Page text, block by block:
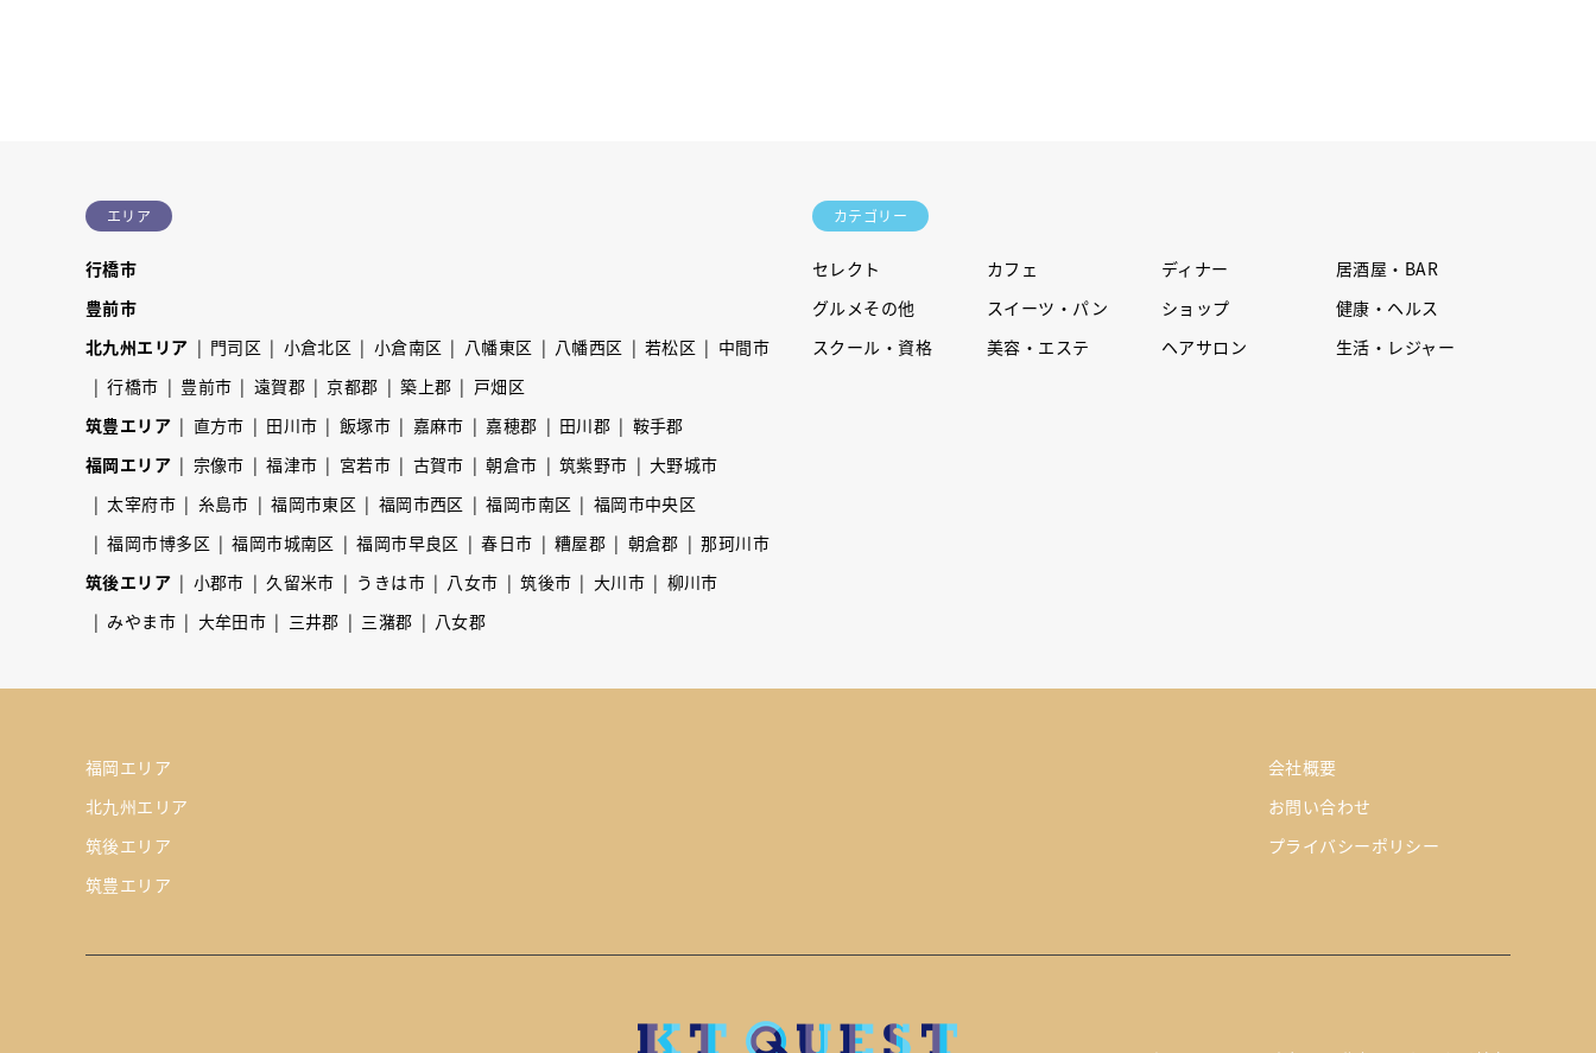
エリア
行橋市
豊前市
北九州エリア
門司区 小倉北区 小倉南区 八幡東区 八幡西区 若松区
中間市
行橋市
豊前市 遠賀郡 京都郡 築上郡
戸畑区
筑豊エリア
直方市 田川市 飯塚市 嘉麻市 嘉穂郡 田川郡
鞍手郡
福岡エリア
宗像市 福津市 宮若市 古賀市 朝倉市 筑紫野市
大野城市
太宰府市
糸島市 福岡市東区 福岡市西区 福岡市南区
福岡市中央区
福岡市博多区
福岡市城南区 福岡市早良区 春日市 糟屋郡 朝倉郡
那珂川市
筑後エリア
小郡市 久留米市 うきは市 八女市 筑後市 大川市
柳川市
みやま市
大牟田市 三井郡 三潴郡 八女郡
カテゴリー
セレクト カフェ ディナー
居酒屋・BAR
グルメその他
スイーツ・パン ショップ
健康・ヘルス
スクール・資格
美容・エステ ヘアサロン 生活・レジャー
福岡エリア
北九州エリア
筑後エリア
筑豊エリア
会社概要
お問い合わせ
プライバシーポリシー